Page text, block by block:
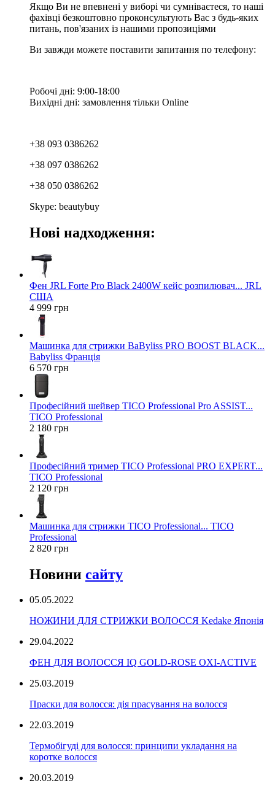
Якщо Ви не впевнені у виборі чи сумніваєтеся, то наші
фахівці безкоштовно проконсультують Вас з будь-яких
питань, пов'язаних із нашими пропозиціями
Ви завжди можете поставити запитання по телефону:
Робочі дні: 9:00-18:00
Вихідні дні: замовлення тільки Online
+38 093 0386262
+38 097 0386262
+38 050 0386262
Skype: beautybuy
Нові надходження:
Фен JRL Forte Pro Black 2400W кейс розпилювач... JRL
США
4 999 грн
Машинка для стрижки BaByliss PRO BOOST BLACK...
Babyliss Франція
6 570 грн
Професійний шейвер TICO Professional Pro ASSIST...
TICO Professional
2 180 грн
Професійний тример TICO Professional PRO EXPERT...
TICO Professional
2 120 грн
Машинка для стрижки TICO Professional... TICO
Professional
2 820 грн
Новини сайту
05.05.2022
НОЖИНИ ДЛЯ СТРИЖКИ ВОЛОССЯ Kedake Японія
29.04.2022
ФЕН ДЛЯ ВОЛОССЯ IQ GOLD-ROSE OXI-ACTIVE
25.03.2019
Праски для волосся: дія прасування на волосся
22.03.2019
Термобігуді для волосся: принципи укладання на
коротке волосся
20.03.2019